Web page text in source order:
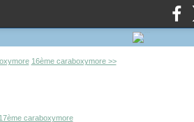
16ème caraboxymore >>